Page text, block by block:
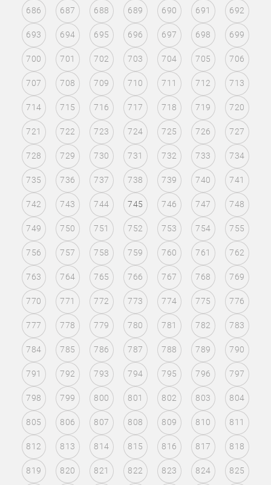
686 687 688 689 690 691 692
693 694 695 696 697 698 699
700 701 702 703 704 705 706
707 708 709 710 711 712 713
714 715 716 717 718 719 720
721 722 723 724 725 726 727
728 729 730 731 732 733 734
735 736 737 738 739 740 741
742 743 744 745 746 747 748
749 750 751 752 753 754 755
756 757 758 759 760 761 762
763 764 765 766 767 768 769
770 771 772 773 774 775 776
777 778 779 780 781 782 783
784 785 786 787 788 789 790
791 792 793 794 795 796 797
798 799 800 801 802 803 804
805 806 807 808 809 810 811
812 813 814 815 816 817 818
819 820 821 822 823 824 825